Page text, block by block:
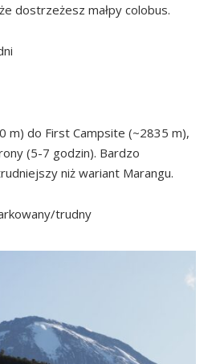
dostrzeżesz małpy colobus.
m) do First Campsite (~2835 m),
(5-7 godzin). Bardzo
niż wariant Marangu.
trudny